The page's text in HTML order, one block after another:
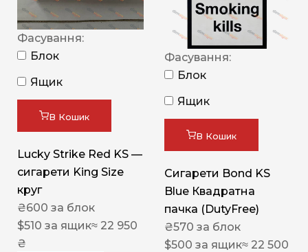
Фасування:
Блок
Ящик
В Кошик
Lucky Strike Red KS —
сигарети King Size
круг
₴600 за блок
$510 за ящик≈ 22 950
₴
Фасування:
Блок
Ящик
В Кошик
Сигарети Bond KS
Blue Квадратна
пачка (DutyFree)
₴570 за блок
$500 за ящик≈ 22 500